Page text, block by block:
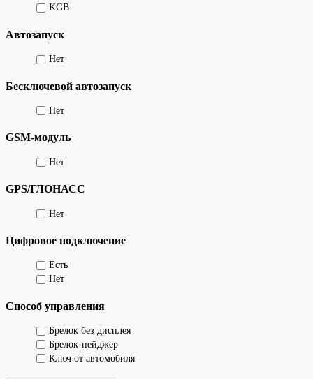
KGB
Автозапуск
Нет
Бесключевой автозапуск
Нет
GSM-модуль
Нет
GPS/ГЛОНАСС
Нет
Цифровое подключение
Есть
Нет
Способ управления
Брелок без дисплея
Брелок-пейджер
Ключ от автомобиля